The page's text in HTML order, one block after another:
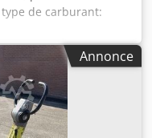
type de carburant:
construction:2006,
du véhicule :
SUR LES
réserve de
et d’erreurs !
Annonce